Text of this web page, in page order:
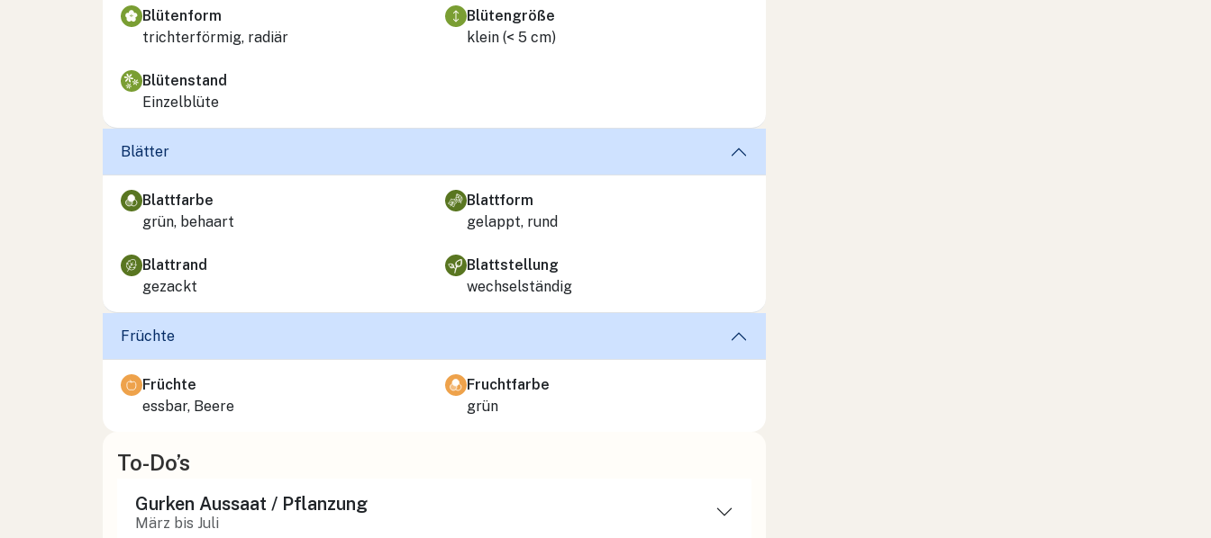
Blütenform
trichterförmig, radiär
Blütengröße
klein (< 5 cm)
Blütenstand
Einzelblüte
Blätter
Blattfarbe
grün, behaart
Blattform
gelappt, rund
Blattrand
gezackt
Blattstellung
wechselständig
Früchte
Früchte
essbar, Beere
Fruchtfarbe
grün
To-Do’s
Gurken Aussaat / Pflanzung
März bis Juli